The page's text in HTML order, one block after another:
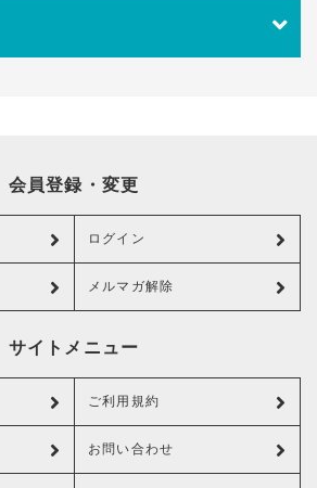
会員登録・変更
ログイン
メルマガ解除
サイトメニュー
ご利用規約
お問い合わせ